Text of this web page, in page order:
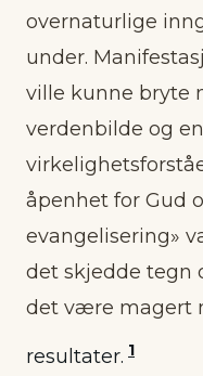
overnaturlige
under.
ville kunne bryte
verdenbilde og
åpenhet for Gud
evangelisering»
det skjedde tegn
det være magert
resultater. 1